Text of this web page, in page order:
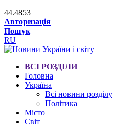
44.4853
Авторизація
Пошук
RU
ВСІ РОЗДІЛИ
Головна
Україна
Всі новини розділу
Політика
Місто
Світ